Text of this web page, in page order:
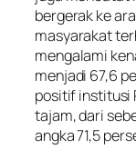
bergerak ke
masyarakat
mengalami
menjadi 67,6
positif institusi
tajam, dari
angka 71,5